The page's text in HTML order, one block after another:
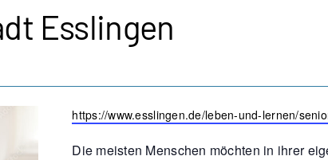
Esslingen
Webseite
https://www.esslingen.de/leben-und-lernen/
Die meisten Menschen möchten in ihrer